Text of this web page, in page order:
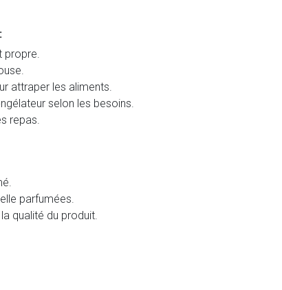
propre.
attraper les aliments.
selon les besoins.
repas.
parfumées.
qualité du produit.